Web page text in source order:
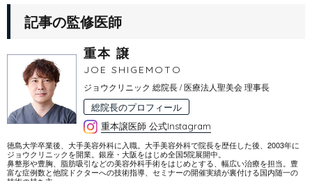
記事の監修医師
重本 譲
JOE SHIGEMOTO
ジョウクリニック 総院長 / 医療法人聖美会 理事長
総院長のプロフィール
重本譲医師 公式Instagram
徳島大学卒業後、大手美容外科に入職。大手美容外科で院長を歴任した後、2003年に
ジョウクリニックを開業。銀座・大阪をはじめ全国5院展開中。
鼻整形や豊胸、脂肪吸引などの美容外科手術をはじめとする、幅広い治療を担当。豊
富な症例数と他院ドクターへの技術指導、セミナーの開催実績が裏付ける国内随一の